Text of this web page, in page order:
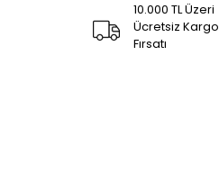
10.000 TL Üzeri
Ücretsiz Kargo
Fırsatı